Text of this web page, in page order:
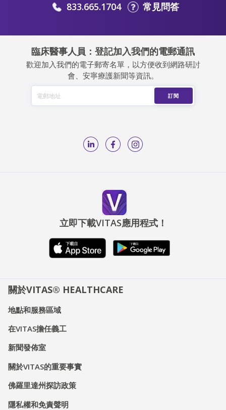
833.665.1704 常見問答
臨床醫事人員：登記加入我們的電郵通訊
歡迎加入我們的電子郵寄名單，以方便收到網路研討
會、安寧療護新聞等資訊。
立即下載VITAS應用程式！
關於VITAS® HEALTHCARE
地點和服務區域
在VITAS擔任義工
新聞發佈室
關於VITAS的重要事實
佛羅里達州探訪政策
隱私權和免責聲明